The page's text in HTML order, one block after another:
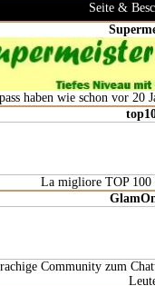
Seite &
haben wie schon vor 20
La migliore TOP 100
Community zum